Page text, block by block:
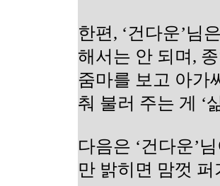
한편, ‘건다운’님
해서는 안 되며,
줌마를 보고 아가
춰 불러 주는 게 ‘
다음은 ‘건다운’
만 밝히면 맘껏